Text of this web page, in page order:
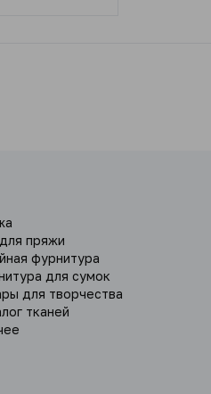
пряжи
фурнитура
для сумок
для творчества
тканей